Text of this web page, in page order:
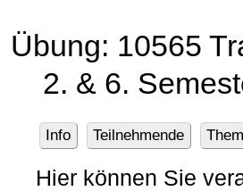
Übung: 10565
2. & 6.
Info Teilnehmende
Hier können Sie